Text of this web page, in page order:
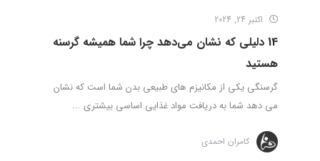
اکتبر 24, 2024
14 دلیلی که نشان می‌دهد چرا شما همیشه گرسنه
هستید
گرسنگی یکی از مکانیزم های طبیعی بدن شما است که نشان
می دهد شما به دریافت مواد غذایی اساسی بیشتری ...
کامران احمدی